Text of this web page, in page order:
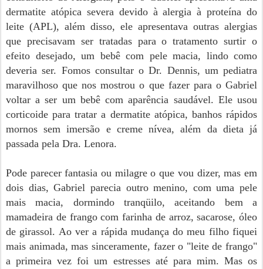
dermatite atópica severa devido à alergia à proteína do
leite (APL), além disso, ele apresentava outras alergias
que precisavam ser tratadas para o tratamento surtir o
efeito desejado, um bebê com pele macia, lindo como
deveria ser. Fomos consultar o Dr. Dennis, um pediatra
maravilhoso que nos mostrou o que fazer para o Gabriel
voltar a ser um bebê com aparência saudável. Ele usou
corticoide para tratar a dermatite atópica, banhos rápidos
mornos sem imersão e creme nívea, além da dieta já
passada pela Dra. Lenora.
Pode parecer fantasia ou milagre o que vou dizer, mas em
dois dias, Gabriel parecia outro menino, com uma pele
mais macia, dormindo tranqüilo, aceitando bem a
mamadeira de frango com farinha de arroz, sacarose, óleo
de girassol. Ao ver a rápida mudança do meu filho fiquei
mais animada, mas sinceramente, fazer o "leite de frango"
a primeira vez foi um estresses até para mim. Mas os